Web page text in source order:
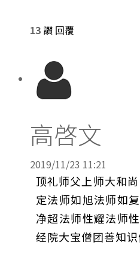
13 讚 回覆
高啓文
2019/11/23 11:21
顶礼师父上师大和
定法师如旭法师如
净超法师性耀法师
经院大宝僧团善知